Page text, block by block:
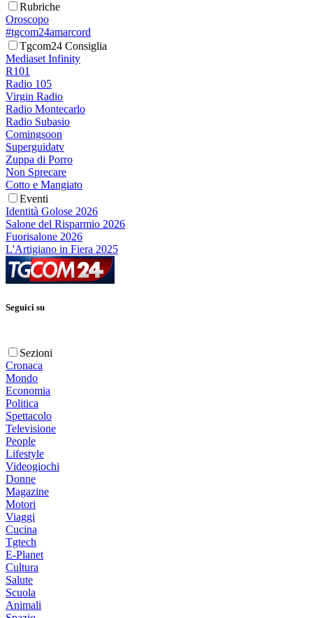
Rubriche
Oroscopo
#tgcom24amarcord
Tgcom24 Consiglia
Mediaset Infinity
R101
Radio 105
Virgin Radio
Radio Montecarlo
Radio Subasio
Comingsoon
Superguidatv
Zuppa di Porro
Non Sprecare
Cotto e Mangiato
Eventi
Identità Golose 2026
Salone del Risparmio 2026
Fuorisalone 2026
L'Artigiano in Fiera 2025
Seguici su
Sezioni
Cronaca
Mondo
Economia
Politica
Spettacolo
Televisione
People
Lifestyle
Videogiochi
Donne
Magazine
Motori
Viaggi
Cucina
Tgtech
E-Planet
Cultura
Salute
Scuola
Animali